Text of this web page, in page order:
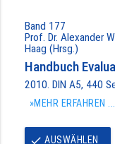
Band 177
Prof. Dr. Alexander
Haag (Hrsg.)
Handbuch
2010. DIN A5, 440
»MEHR ERFAHREN ...
done AUSWÄHLEN